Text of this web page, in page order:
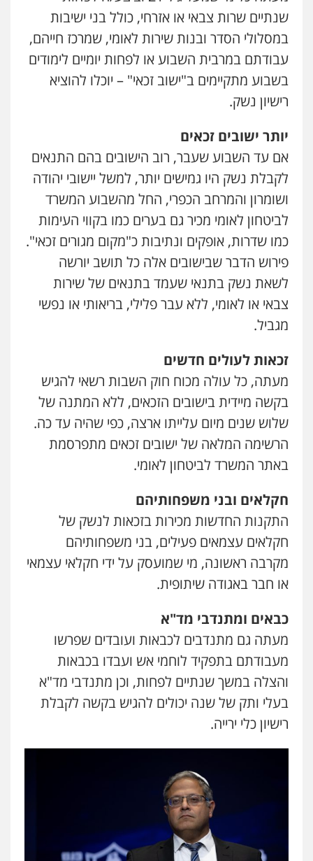
שנתיים שרות צבאי או אזרחי, כולל בני ישיבות
במסלולי הסדר ובנות שירות לאומי, שמרכז חייהם,
עבודתם במרבית השבוע או לפחות יומיים לימודים
בשבוע מתקיימים ב"ישוב זכאי" – יוכלו להוציא
רישיון נשק.
יותר ישובים זכאים
אם עד השבוע שעבר, רוב הישובים בהם התנאים
לקבלת נשק היו גמישים יותר, למשל יישובי יהודה
ושומרון והמרחב הכפרי, החל מהשבוע המשרד
לביטחון לאומי מכיר גם בערים כמו בקווי העימות
כמו שדרות, אופקים ונתיבות כ"מקום מגורים זכאי".
פירוש הדבר שבישובים אלה כל תושב יורשה
לשאת נשק בתנאי שעמד בתנאים של שירות
צבאי או לאומי, ללא עבר פלילי, בריאותי או נפשי
מגביל.
זכאות לעולים חדשים
מעתה, כל עולה מכוח חוק השבות רשאי להגיש
בקשה מיידית בישובים הזכאים, ללא המתנה של
שלוש שנים מיום עלייתו ארצה, כפי שהיה עד כה.
הרשימה המלאה של ישובים זכאים מתפרסמת
באתר המשרד לביטחון לאומי.
חקלאים ובני משפחותיהם
התקנות החדשות מכירות בזכאות לנשק של
חקלאים עצמאים פעילים, בני משפחותיהם
מקרבה ראשונה, מי שמועסק על ידי חקלאי עצמאי
או חבר באגודה שיתופית.
כבאים ומתנדבי מד"א
מעתה גם מתנדבים לכבאות ועובדים שפרשו
מעבודתם בתפקיד לוחמי אש ועבדו בכבאות
והצלה במשך שנתיים לפחות, וכן מתנדבי מד"א
בעלי ותק של שנה יכולים להגיש בקשה לקבלת
רישיון כלי ירייה.
שני אלגרבלי – משרד עורכי דין
פלילי
עו"ד אייל אביטל
פלילי פשיעה חמורה
0544712201